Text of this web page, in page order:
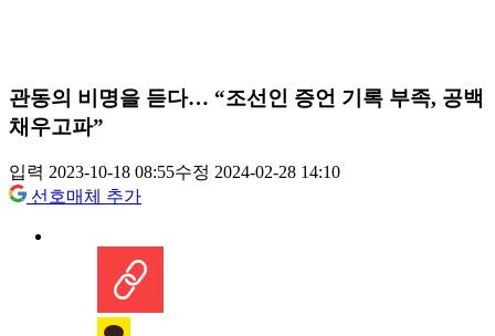
관동의 비명을 듣다… “조선인 증언 기록 부족, 공백
채우고파”
입력 2023-10-18 08:55수정 2024-02-28 14:10
선호매체 추가